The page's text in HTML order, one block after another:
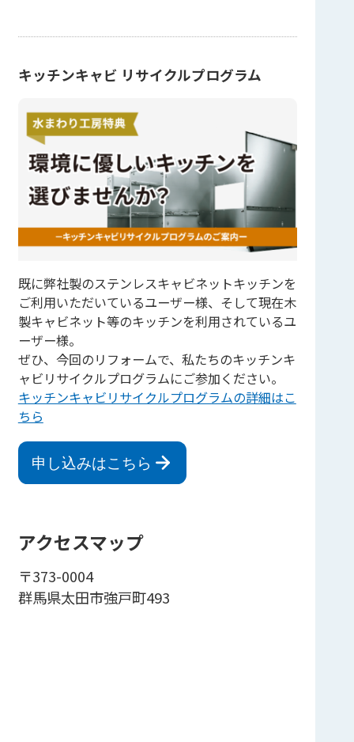
キッチンキャビ リサイクルプログラム
既に弊社製のステンレスキャビネットキッチンを
ご利用いただいているユーザー様、そして現在木
製キャビネット等のキッチンを利用されているユ
ーザー様。
ぜひ、今回のリフォームで、私たちのキッチンキ
ャビリサイクルプログラムにご参加ください。
キッチンキャビリサイクルプログラムの詳細はこ
ちら
申し込みはこちら
アクセスマップ
〒373-0004
群馬県太田市強戸町493